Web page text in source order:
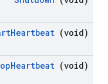
Heartbeat (void)
Heartbeat (void)